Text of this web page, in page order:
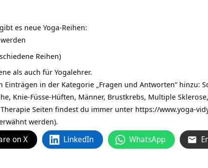
gibt es neue Yoga-Reihen:
Reihen)
als auch für Yogalehrer.
Einträgen in der Kategorie „Fragen und Antworten“ hinzu:
Knie-Füsse-Hüften, Männer, Brustkrebs, Multiple
Seiten findest du immer unter https://www.yoga-
werden).
on X LinkedIn WhatsApp